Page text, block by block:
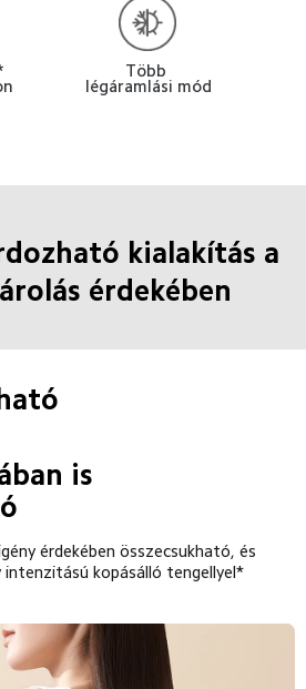
Több
légáramlási mód
kialakítás a
érdekében
is
érdekében összecsukható, és
kopásálló tengellyel*